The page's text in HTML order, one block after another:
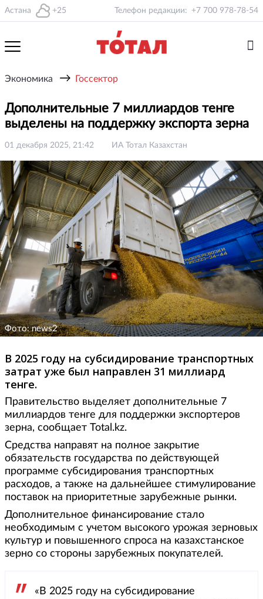
Астана +25 Телефон редакции: +7 700 978-78-54
Экономика → Госсектор
Дополнительные 7 миллиардов тенге
выделены на поддержку экспорта зерна
01 декабря 2025, 21:42 ИА Тотал Казахстан
Фото: news2
В 2025 году на субсидирование транспортных
затрат уже был направлен 31 миллиард
тенге.
Правительство выделяет дополнительные 7
миллиардов тенге для поддержки экспортеров
зерна, сообщает Total.kz.
Средства направят на полное закрытие
обязательств государства по действующей
программе субсидирования транспортных
расходов, а также на дальнейшее стимулирование
поставок на приоритетные зарубежные рынки.
Дополнительное финансирование стало
необходимым с учетом высокого урожая зерновых
культур и повышенного спроса на казахстанское
зерно со стороны зарубежных покупателей.
«В 2025 году на субсидирование